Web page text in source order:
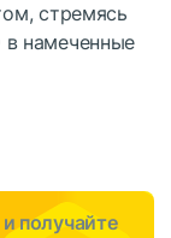
стремясь
в намеченные
и получайте